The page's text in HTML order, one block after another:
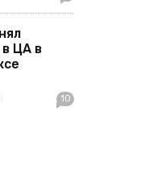
ЦА в
10